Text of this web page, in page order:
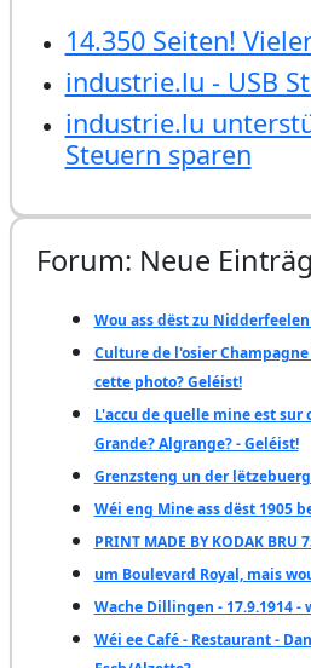
14.350 Seiten!
industrie.lu - USB
industrie.lu
Steuern sparen
Forum: Neue
Wou ass dëst zu
Culture de l'osier
cette photo? Geléist!
L'accu de quelle mine est sur
Grande? Algrange? - Geléist!
Grenzsteng un der
Wéi eng Mine ass dëst 1905
PRINT MADE BY KODAK BRU
um Boulevard Royal, mais
Wache Dillingen - 17.9.1914 -
Wéi ee Café - Restaurant -